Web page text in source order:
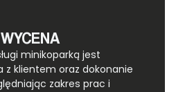
minikoparką jest
z klientem oraz dokonanie
zakres prac i